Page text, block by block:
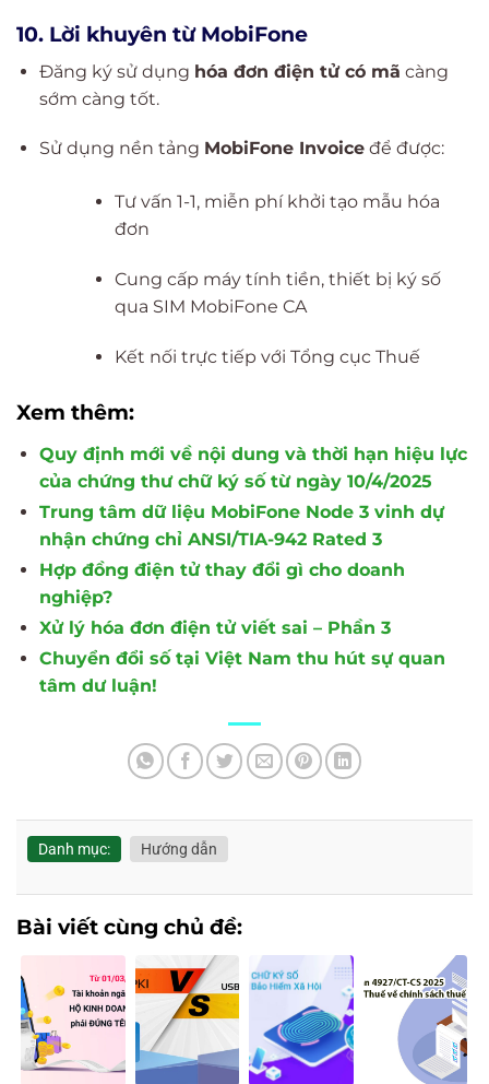
10. Lời khuyên từ MobiFone
Đăng ký sử dụng hóa đơn điện tử có mã càng
sớm càng tốt.
Sử dụng nền tảng MobiFone Invoiceđể được:
Tư vấn 1-1, miễn phí khởi tạo mẫu hóa
đơn
Cung cấp máy tính tiền, thiết bị ký số
qua SIM MobiFone CA
Kết nối trực tiếp với Tổng cục Thuế
Xem thêm:
Quy định mới về nội dung và thời hạn hiệu lực
của chứng thư chữ ký số từ ngày 10/4/2025
Trung tâm dữ liệu MobiFone Node 3 vinh dự
nhận chứng chỉ ANSI/TIA-942 Rated 3
Hợp đồng điện tử thay đổi gì cho doanh
nghiệp?
Xử lý hóa đơn điện tử viết sai – Phần 3
Chuyển đổi số tại Việt Nam thu hút sự quan
tâm dư luận!
Danh mục: Hướng dẫn
Bài viết cùng chủ đề: